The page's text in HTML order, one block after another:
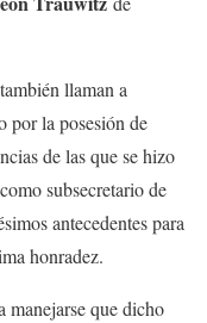
llaman a
por la posesión de
de las que se hizo
subsecretario de
antecedentes para
honradez.
manejarse que dicho